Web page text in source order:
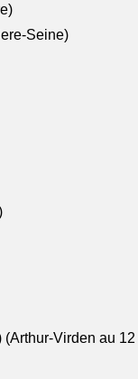
Seine)
Virden au